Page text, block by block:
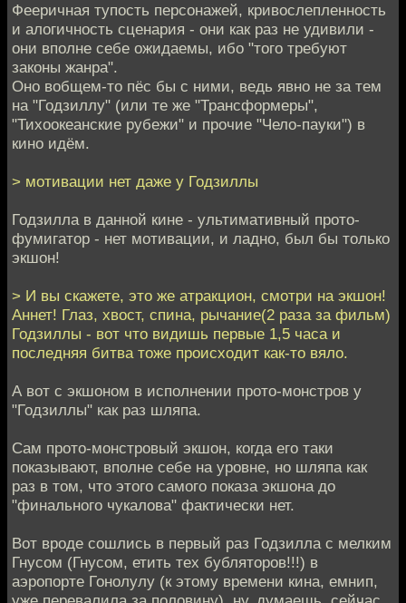
Фееричная тупость персонажей, кривослепленность
и алогичность сценария - они как раз не удивили -
они вполне себе ожидаемы, ибо "того требуют
законы жанра".
Оно вобщем-то пёс бы с ними, ведь явно не за тем
на "Годзиллу" (или те же "Трансформеры",
"Тихоокеанские рубежи" и прочие "Чело-пауки") в
кино идём.
> мотивации нет даже у Годзиллы
Годзилла в данной кине - ультимативный прото-
фумигатор - нет мотивации, и ладно, был бы только
экшон!
> И вы скажете, это же атракцион, смотри на экшон!
Аннет! Глаз, хвост, спина, рычание(2 раза за фильм)
Годзиллы - вот что видишь первые 1,5 часа и
последняя битва тоже происходит как-то вяло.
А вот с экшоном в исполнении прото-монстров у
"Годзиллы" как раз шляпа.
Сам прото-монстровый экшон, когда его таки
показывают, вполне себе на уровне, но шляпа как
раз в том, что этого самого показа экшона до
"финального чукалова" фактически нет.
Вот вроде сошлись в первый раз Годзилла с мелким
Гнусом (Гнусом, етить тех бубляторов!!!) в
аэропорте Гонолулу (к этому времени кина, емнип,